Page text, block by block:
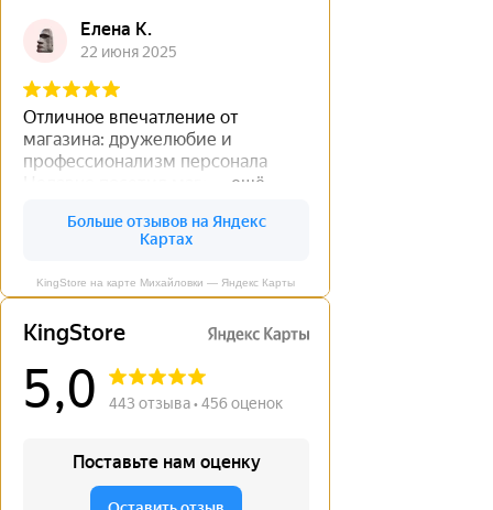
KingStore на карте Михайловки — Яндекс Карты